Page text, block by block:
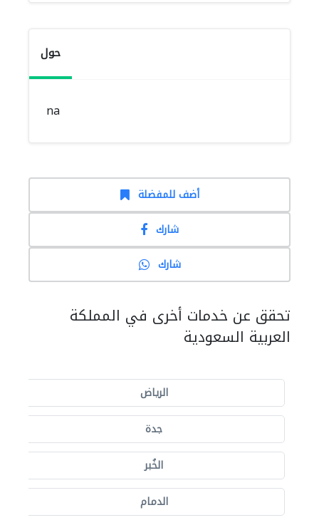
حول
na
أضف للمفضلة
شارك
شارك
تحقق عن خدمات أخرى في المملكة
العربية السعودية
الرياض
جدة
الخُبر
الدمام